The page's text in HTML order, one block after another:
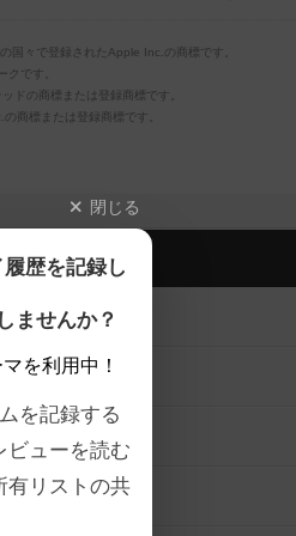
国々で登録されたApple Inc.の商標です。
です。
ドの商標または登録商標です。
商標または登録商標です。
閉じる
歴を記録し
ませんか？
を利用中！
を記録する
ビューを読む
有リストの共
ュー